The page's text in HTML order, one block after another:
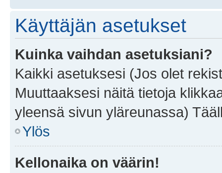
Käyttäjän asetukset
Kuinka vaihdan asetuksiani?
Kaikki asetuksesi (Jos olet
Muuttaaksesi näitä tietoja
yleensä sivun yläreunassa)
Ylös
Kellonaika on väärin!